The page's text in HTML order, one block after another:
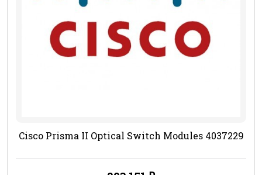
Cisco Prisma II Optical Switch Modules 4037229